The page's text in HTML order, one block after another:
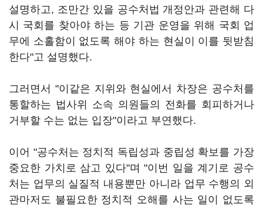
설명하고, 조만간 있을 공수처법 개정안과 관련해 다
시 국회를 찾아야 하는 등 기관 운영을 위해 국회 업
무에 소홀함이 없도록 해야 하는 현실이 이를 뒷받침
한다"고 설명했다.
그러면서 "이같은 지위와 현실에서 차장은 공수처를
통할하는 법사위 소속 의원들의 전화를 회피하거나
거부할 수는 없는 입장"이라고 부연했다.
이어 "공수처는 정치적 독립성과 중립성 확보를 가장
중요한 가치로 삼고 있다"며 "이번 일을 계기로 공수
처는 업무의 실질적 내용뿐만 아니라 업무 수행의 외
관마저도 불필요한 정치적 오해를 사는 일이 없도록